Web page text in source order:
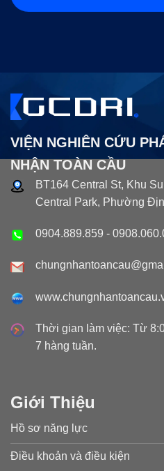
VIỆN NGHIÊN CỨU
NHẬN TOÀN CẦU
BT164 Central St, Khu
Central Park, Phường
0904.889.859 -
Thời gian làm việc: Từ
7 hàng tuần.
Giới Thiệu
Hồ sơ năng lực
Điều khoản và điều kiện